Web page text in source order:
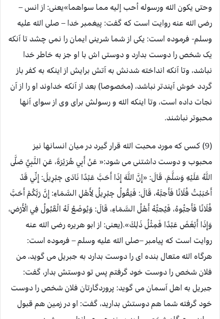
وحتى يكون الله ورسوله أحب إليه مما سواهما»یعنی: از انس –
رضی الله عنه روایت است که گفت: پیغمبر خدا – صلی الله علیه
وسلم- فرموده است: یکی از شما شرینی ایمان را نمی چشد تا آنکه
یک شخص را دوست بدارد و دوستی اش با او جز به خاطر خدا
نباشد، وتا آنکه انداخته شدنش به آتش برایش از اینکه به کفر باز
گردد خوش آیندتر نباشد، (مخصوصا) بعد از آنکه خداوند او را از آن
نجات داده است، وتا اینکه الله و رسولش برای وی از سوای آنها
محبوتر نباشند.
(9) کسی که مورد محبت الله قرار گیرد در میان انسانها نیز
محبوب و دوست داشتنی می شود:« عَنْ أَبِي هُرَيْرَةَ، عَنِ النَّبِيِّ صَلَّى
اللَّهُ عَلَيْهِ وَسَلَّمَ، قَالَ: «إِنَّ اللَّهَ إِذَا أَحَبَّ عَبْدًا نَادَى جِبْرِيلَ: إِنِّي قَدْ
أَحْبَبْتُ فُلَانًا فَأَحِبَّهُ، قَالَ: فَيَقُولُ جِبْرِيلُ لِأَهْلِ السَّمَاءِ: إِنَّ رَبَّكُمْ أَحَبَّ
فُلَانًا فَأَحِبُّوهُ، فَيُحِبُّهُ أَهْلُ السَّمَاءِ، قَالَ: وَيُوضَعُ لَهُ الْقَبُولُ فِي الْأَرْضِ،
وَإِذَا أَبْغَضَ عَبْدًا فَمِثْلُ ذَلِكَ».(یعنی: از ابو هریره رضی الله عنه
روایت است که پیامبر –صلی الله علیه وسلم – فرموده است:
هرگاه الله متعال بنده ای را دوست بدارد به جبریل می گوید، من
فلان شخص را دوست خود گرفتم پس تو دوستش بدار، گفت:
جبریل به اهل آسمان می گوید: پروردگارتان فلان شخص را دوست
خود گرفته شما هم دوستش بدارید، گفت: او در زمین هم قبول